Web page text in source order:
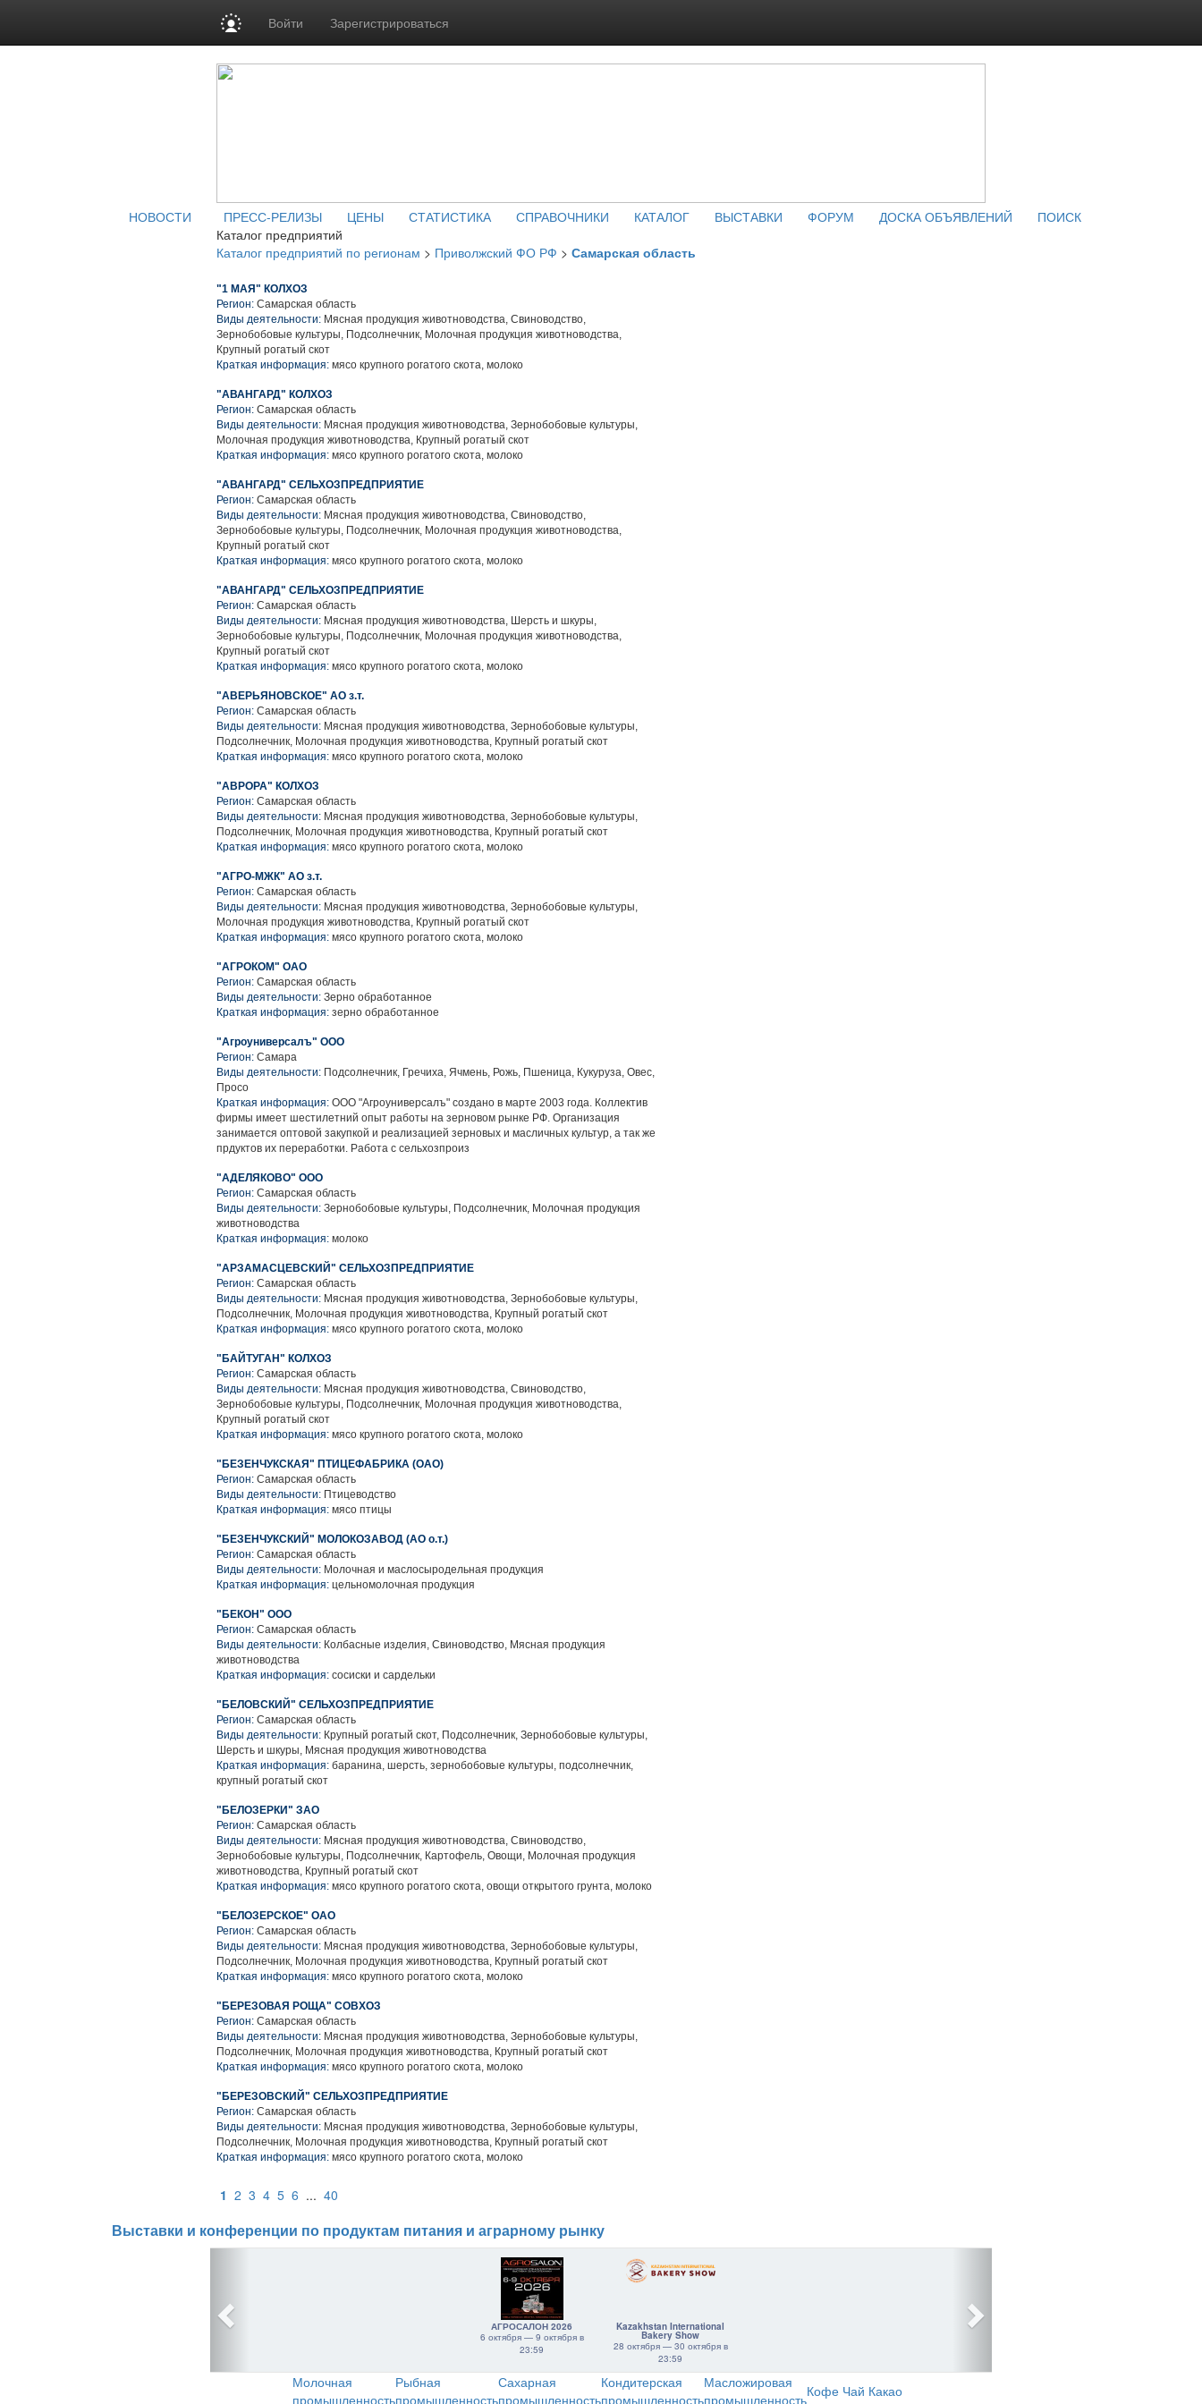
Войти Зарегистрироваться
НОВОСТИ ПРЕСС-РЕЛИЗЫ ЦЕНЫ СТАТИСТИКА СПРАВОЧНИКИ КАТАЛОГ ВЫСТАВКИ ФОРУМ ДОСКА ОБЪЯВЛЕНИЙ
ПОИСК
Каталог предприятий
Каталог предприятий по регионам > Приволжский ФО РФ > Самарская область
"1 МАЯ" КОЛХОЗ
Регион: Самарская область
Виды деятельности: Мясная продукция животноводства, Свиноводство,
Зернобобовые культуры, Подсолнечник, Молочная продукция животноводства,
Крупный рогатый скот
Краткая информация: мясо крупного рогатого скота, молоко
"АВАНГАРД" КОЛХОЗ
Регион: Самарская область
Виды деятельности: Мясная продукция животноводства, Зернобобовые культуры,
Молочная продукция животноводства, Крупный рогатый скот
Краткая информация: мясо крупного рогатого скота, молоко
"АВАНГАРД" СЕЛЬХОЗПРЕДПРИЯТИЕ
Регион: Самарская область
Виды деятельности: Мясная продукция животноводства, Свиноводство,
Зернобобовые культуры, Подсолнечник, Молочная продукция животноводства,
Крупный рогатый скот
Краткая информация: мясо крупного рогатого скота, молоко
"АВАНГАРД" СЕЛЬХОЗПРЕДПРИЯТИЕ
Регион: Самарская область
Виды деятельности: Мясная продукция животноводства, Шерсть и шкуры,
Зернобобовые культуры, Подсолнечник, Молочная продукция животноводства,
Крупный рогатый скот
Краткая информация: мясо крупного рогатого скота, молоко
"АВЕРЬЯНОВСКОЕ" АО з.т.
Регион: Самарская область
Виды деятельности: Мясная продукция животноводства, Зернобобовые культуры,
Подсолнечник, Молочная продукция животноводства, Крупный рогатый скот
Краткая информация: мясо крупного рогатого скота, молоко
"АВРОРА" КОЛХОЗ
Регион: Самарская область
Виды деятельности: Мясная продукция животноводства, Зернобобовые культуры,
Подсолнечник, Молочная продукция животноводства, Крупный рогатый скот
Краткая информация: мясо крупного рогатого скота, молоко
"АГРО-МЖК" АО з.т.
Регион: Самарская область
Виды деятельности: Мясная продукция животноводства, Зернобобовые культуры,
Молочная продукция животноводства, Крупный рогатый скот
Краткая информация: мясо крупного рогатого скота, молоко
"АГРОКОМ" ОАО
Регион: Самарская область
Виды деятельности: Зерно обработанное
Краткая информация: зерно обработанное
"Агроуниверсалъ" ООО
Регион: Самара
Виды деятельности: Подсолнечник, Гречиха, Ячмень, Рожь, Пшеница, Кукуруза, Овес,
Просо
Краткая информация: ООО "Агроуниверсалъ" создано в марте 2003 года. Коллектив
фирмы имеет шестилетний опыт работы на зерновом рынке РФ. Организация
занимается оптовой закупкой и реализацией зерновых и масличных культур, а так же
прдуктов их переработки. Работа с сельхозпроиз
"АДЕЛЯКОВО" ООО
Регион: Самарская область
Виды деятельности: Зернобобовые культуры, Подсолнечник, Молочная продукция
животноводства
Краткая информация: молоко
"АРЗАМАСЦЕВСКИЙ" СЕЛЬХОЗПРЕДПРИЯТИЕ
Регион: Самарская область
Виды деятельности: Мясная продукция животноводства, Зернобобовые культуры,
Подсолнечник, Молочная продукция животноводства, Крупный рогатый скот
Краткая информация: мясо крупного рогатого скота, молоко
"БАЙТУГАН" КОЛХОЗ
Регион: Самарская область
Виды деятельности: Мясная продукция животноводства, Свиноводство,
Зернобобовые культуры, Подсолнечник, Молочная продукция животноводства,
Крупный рогатый скот
Краткая информация: мясо крупного рогатого скота, молоко
"БЕЗЕНЧУКСКАЯ" ПТИЦЕФАБРИКА (ОАО)
Регион: Самарская область
Виды деятельности: Птицеводство
Краткая информация: мясо птицы
"БЕЗЕНЧУКСКИЙ" МОЛОКОЗАВОД (АО о.т.)
Регион: Самарская область
Виды деятельности: Молочная и маслосыродельная продукция
Краткая информация: цельномолочная продукция
"БЕКОН" ООО
Регион: Самарская область
Виды деятельности: Колбасные изделия, Свиноводство, Мясная продукция
животноводства
Краткая информация: сосиски и сардельки
"БЕЛОВСКИЙ" СЕЛЬХОЗПРЕДПРИЯТИЕ
Регион: Самарская область
Виды деятельности: Крупный рогатый скот, Подсолнечник, Зернобобовые культуры,
Шерсть и шкуры, Мясная продукция животноводства
Краткая информация: баранина, шерсть, зернобобовые культуры, подсолнечник,
крупный рогатый скот
"БЕЛОЗЕРКИ" ЗАО
Регион: Самарская область
Виды деятельности: Мясная продукция животноводства, Свиноводство,
Зернобобовые культуры, Подсолнечник, Картофель, Овощи, Молочная продукция
животноводства, Крупный рогатый скот
Краткая информация: мясо крупного рогатого скота, овощи открытого грунта, молоко
"БЕЛОЗЕРСКОЕ" ОАО
Регион: Самарская область
Виды деятельности: Мясная продукция животноводства, Зернобобовые культуры,
Подсолнечник, Молочная продукция животноводства, Крупный рогатый скот
Краткая информация: мясо крупного рогатого скота, молоко
"БЕРЕЗОВАЯ РОЩА" СОВХОЗ
Регион: Самарская область
Виды деятельности: Мясная продукция животноводства, Зернобобовые культуры,
Подсолнечник, Молочная продукция животноводства, Крупный рогатый скот
Краткая информация: мясо крупного рогатого скота, молоко
"БЕРЕЗОВСКИЙ" СЕЛЬХОЗПРЕДПРИЯТИЕ
Регион: Самарская область
Виды деятельности: Мясная продукция животноводства, Зернобобовые культуры,
Подсолнечник, Молочная продукция животноводства, Крупный рогатый скот
Краткая информация: мясо крупного рогатого скота, молоко
1 2 3 4 5 6 ... 40
Выставки и конференции по продуктам питания и аграрному рынку
АГРОСАЛОН 2026
6 октября — 9 октября в
23:59
Kazakhstan International
Bakery Show
28 октября — 30 октября в
23:59
Молочная
промышленность
Рыбная
промышленность
Сахарная
промышленность
Кондитерская
промышленность
Масложировая
промышленностьКофе Чай Какао